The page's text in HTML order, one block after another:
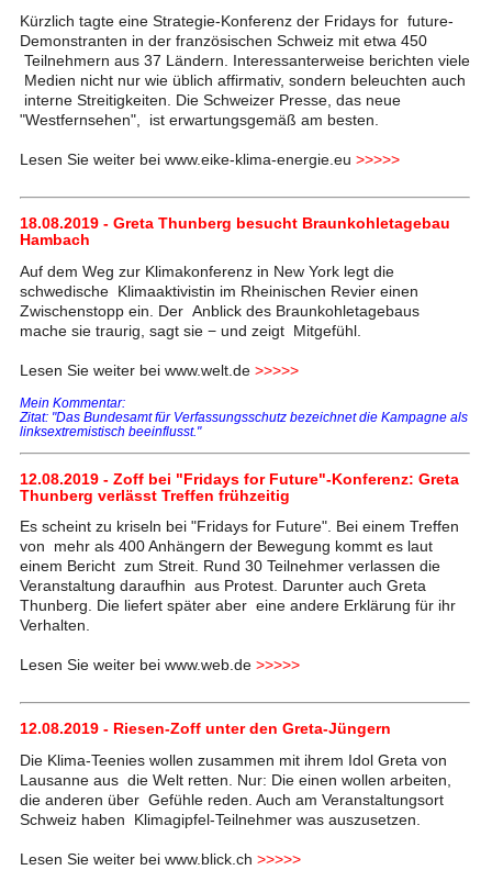
Kürzlich tagte eine Strategie-Konferenz der Fridays for future-
Demonstranten in der französischen Schweiz mit etwa 450
Teilnehmern aus 37 Ländern. Interessanterweise berichten viele
Medien nicht nur wie üblich affirmativ, sondern beleuchten auch
interne Streitigkeiten. Die Schweizer Presse, das neue
"Westfernsehen", ist erwartungsgemäß am besten.
Lesen Sie weiter bei www.eike-klima-energie.eu >>>>>
18.08.2019 - Greta Thunberg besucht Braunkohletagebau
Hambach
Auf dem Weg zur Klimakonferenz in New York legt die
schwedische Klimaaktivistin im Rheinischen Revier einen
Zwischenstopp ein. Der Anblick des Braunkohletagebaus
mache sie traurig, sagt sie − und zeigt Mitgefühl.
Lesen Sie weiter bei www.welt.de >>>>>
Mein Kommentar:
Zitat: "Das Bundesamt für Verfassungsschutz bezeichnet die Kampagne als
linksextremistisch beeinflusst."
12.08.2019 - Zoff bei "Fridays for Future"-Konferenz: Greta
Thunberg verlässt Treffen frühzeitig
Es scheint zu kriseln bei "Fridays for Future". Bei einem Treffen
von mehr als 400 Anhängern der Bewegung kommt es laut
einem Bericht zum Streit. Rund 30 Teilnehmer verlassen die
Veranstaltung daraufhin aus Protest. Darunter auch Greta
Thunberg. Die liefert später aber eine andere Erklärung für ihr
Verhalten.
Lesen Sie weiter bei www.web.de >>>>>
12.08.2019 - Riesen-Zoff unter den Greta-Jüngern
Die Klima-Teenies wollen zusammen mit ihrem Idol Greta von
Lausanne aus die Welt retten. Nur: Die einen wollen arbeiten,
die anderen über Gefühle reden. Auch am Veranstaltungsort
Schweiz haben Klimagipfel-Teilnehmer was auszusetzen.
Lesen Sie weiter bei www.blick.ch >>>>>